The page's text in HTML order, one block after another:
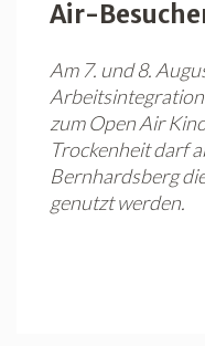
Air-
Am 7. und 8.
zum Open Air
Trockenheit darf
Bernhardsberg
genutzt werden.